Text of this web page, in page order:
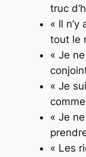
truc
« Il
tout le
« Je
« Je
« Je
« Les